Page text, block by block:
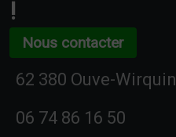
!
Nous contacter
62 380 Ouve-Wirquin
06 74 86 16 50